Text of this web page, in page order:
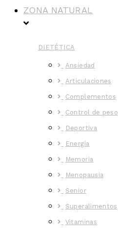
ZONA NATURAL
DIETÉTICA
Ansiedad
Articulaciones
Complementos
Control de peso
Deportiva
Energía
Memoria
Menopausia
Senior
Superalimentos
Vitaminas